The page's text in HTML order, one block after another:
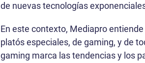
de nuevas tecnologías
En este contexto, Mediapro
platós especiales, de gaming, y de
gaming marca las tendencias y los